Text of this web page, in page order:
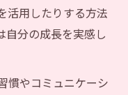
活用したりする方法
自分の成長を実感し
慣やコミュニケーシ